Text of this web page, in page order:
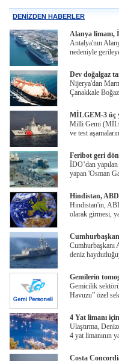
DENİZDEN HABERLER
Alanya limanı,
Antalya'nın
nedeniyle
Dev doğalgaz
Nijerya'dan
Çanakkale
MİLGEM-3 üç
Milli Gemi
ve test
Feribot geri
İDO’dan
yapan 'Osman
Hindistan,
Hindistan'ın,
olarak girmesi,
deniz
Gemilerin
Gemicilik
Havuzu” özel
4 Yat limanı
Ulaştırma,
4 yat limanının
Costa